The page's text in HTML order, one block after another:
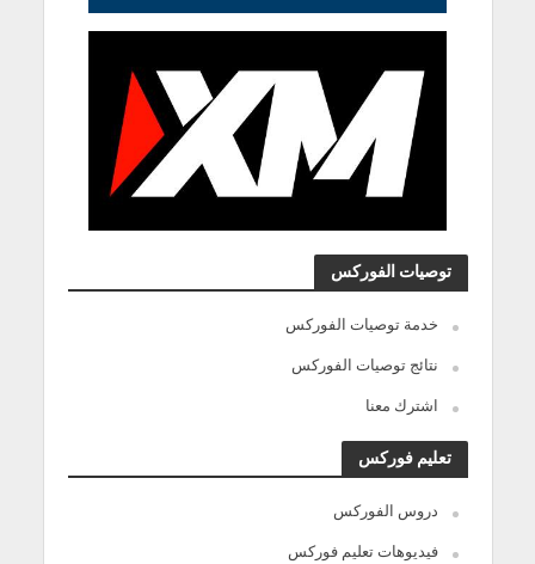
توصيات الفوركس
خدمة توصيات الفوركس
نتائج توصيات الفوركس
اشترك معنا
تعليم فوركس
دروس الفوركس
فيديوهات تعليم فوركس